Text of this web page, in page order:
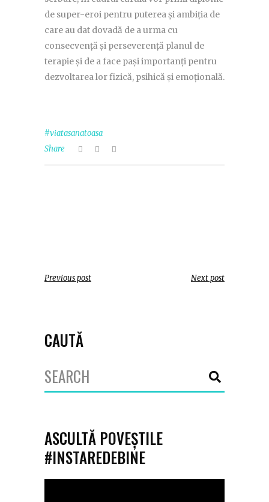
de super-eroi pentru puterea și ambiția de
care au dat dovadă de a urma cu
consecvență și perseverență planul de
terapie și de a face pași importanți pentru
dezvoltarea lor fizică, psihică și emoțională.
#viatasanatoasa
Share
Previous post Next post
CAUTĂ
Search
for:
ASCULTĂ POVEȘTILE
#INSTAREDEBINE